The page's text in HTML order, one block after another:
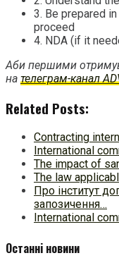
3. Be prepared
proceed
4. NDA (if it
Аби першими
на телеграм-канал
Related Posts:
Contracting
International
The impact of
The law
Про інститут
запозичення…
International
Останні новини